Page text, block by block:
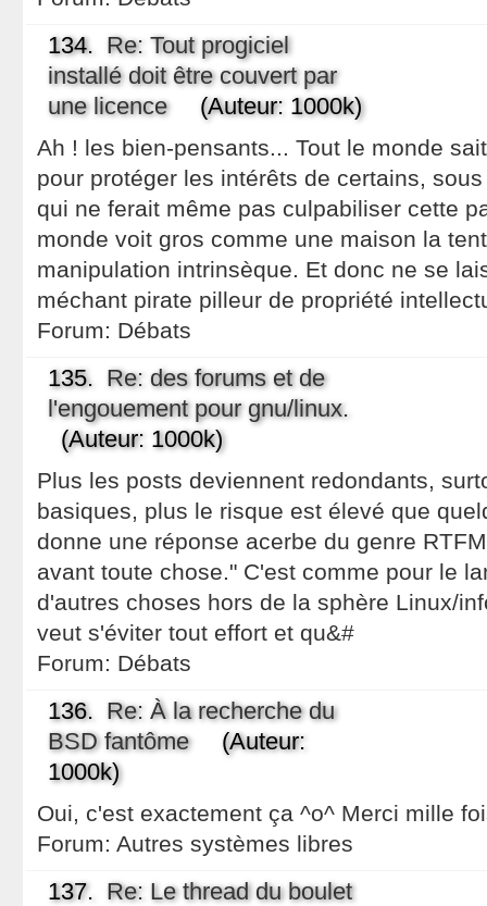
134. Re: Tout progiciel
installé doit être couvert par
une licence(Auteur: 1000k)
Ah ! les bien-pensants... Tout le monde
pour protéger les intérêts de certains,
qui ne ferait même pas culpabiliser cette
monde voit gros comme une maison la
manipulation intrinsèque. Et donc ne se
méchant pirate pilleur de propriété
Forum: Débats
135. Re: des forums et de
l'engouement pour gnu/linux.
(Auteur: 1000k)
Plus les posts deviennent redondants,
basiques, plus le risque est élevé que
donne une réponse acerbe du genre
avant toute chose." C'est comme pour le
d'autres choses hors de la sphère Linux/
veut s'éviter tout effort et qu&#
Forum: Débats
136. Re: À la recherche du
BSD fantôme(Auteur:
1000k)
Oui, c'est exactement ça ^o^ Merci mille
Forum: Autres systèmes libres
137. Re: Le thread du boulet